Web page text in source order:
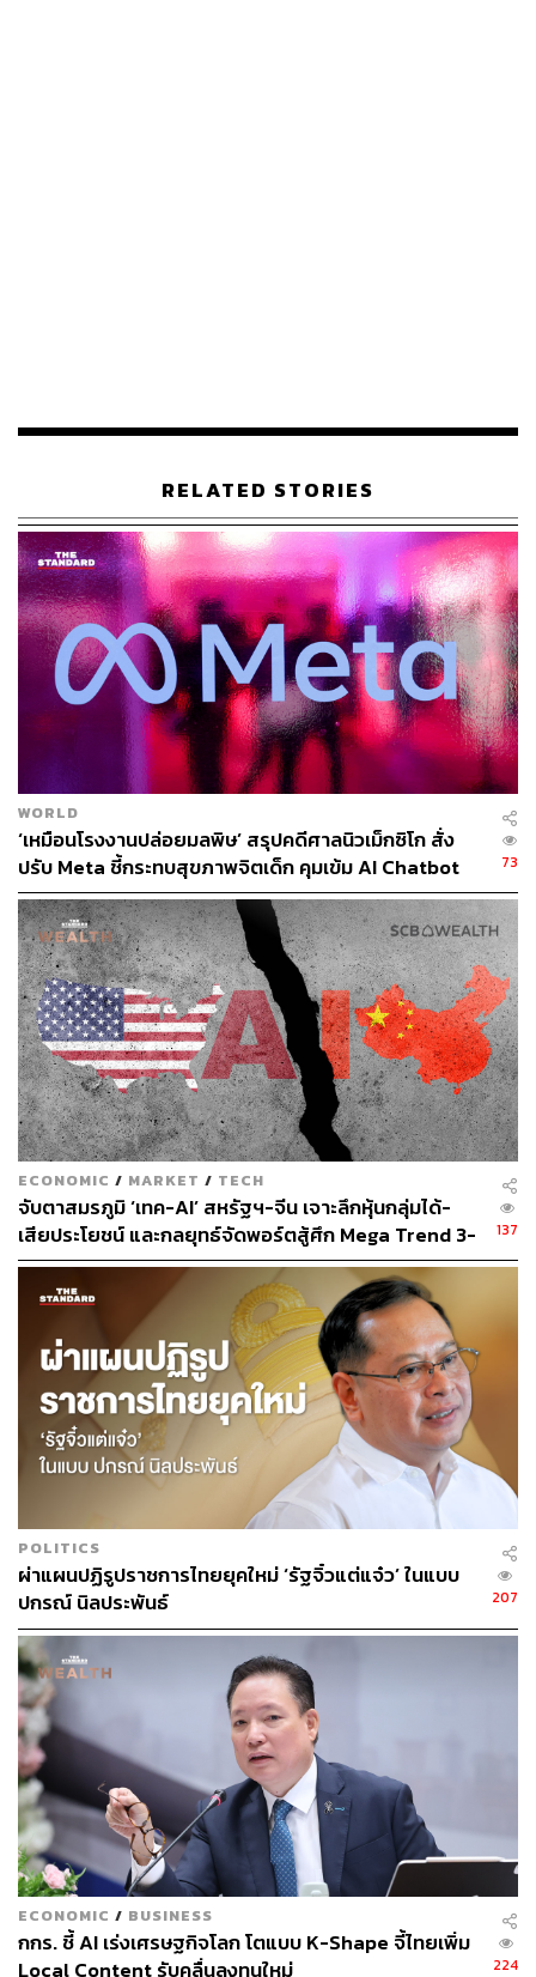
“คุณเห็นไหมว่านี่ดีกว่าการค้นหาในปัจจุบันมาก” ประธาน
คำถามเกี่ยวกับเครื่องมือค้นหาของตนและรับคำตอบที่สร้าง
โดย AI ซึ่งดึงมาจากแหล่งข้อมูลทั่วอินเทอร์เน็ต จะมาพร้อม
การเพิ่มประสิทธิภาพให้กับอัลกอริทึม ซึ่งจะสร้างผลลัพธ์ที่
แม่นยำและตรงประเด็นมากขึ้น
ด้านเว็บเบราว์เซอร์ Edge ใหม่จะมีคุณสมบัติ AI รวมถึงแถบ
ด้านข้างที่สามารถให้ข้อมูลสรุปเกี่ยวกับสิ่งที่คุณกำลังดูหรือ
ช่วยคุณเขียนข้อความเพื่อโพสต์
เบื้องต้น Bing เวอร์ชันใหม่จะถูกทดสอบโดยผู้คนในวงจำกัด
หลังจากนั้น Microsoft วางแผนที่จะขยายการเข้าถึงผู้คนอีก
หลายล้านคนภายในสิ้นเดือนนี้
สิ่งที่ยิ่งใหญ่ในรอบ 15 ปี
นาเดลลาให้สัมภาษณ์กับสื่อหลังการเปิดตัวว่า Microsoft
กำลังทำงานอย่าง ‘เร่งรีบ’ เพื่อรวมเทคโนโลยีเข้ากับ
ผลิตภัณฑ์ของตน ด้วยการเปิดตัวเครื่องมือค้นหาใหม่ที่จะเข้า
มาสร้างการเปลี่ยนแปลงให้กับผู้คน พร้อมย้ำว่า Microsoft จะ
ไม่ทำตัวเหมือนถูก ‘ผูกมัดโดยธุรกิจเก่า’ เมื่อต้องทำงานกับ
เทคโนโลยีใหม่ๆ
แม่ทัพ Microsoft ย้ำว่า การค้นหาเป็นธุรกิจที่ทำกำไรได้มาก
ดังนั้นการพัฒนาเหล่านี้จึงสะท้อนถึงโอกาสที่ยิ่งใหญ่สำหรับ
Microsoft และ “การค้นหาที่ขับเคลื่อนด้วย AI เป็นสิ่งที่ยิ่งใหญ่
ที่สุดสำหรับ Microsoft นับตั้งแต่เปิดตัวระบบคลาวด์เมื่อ 15 ปี
นาเดลลาก้าวขึ้นมาเป็นซีอีโอของ Microsoft ในปี 2014 ซึ่ง
เป็นจังหวะที่ยักษ์เทคกำลังเปลี่ยนแปลงธุรกิจจากซอฟต์แวร์
ไปสู่ระบบคลาวด์ หลังผิดหวังในธุรกิจคอมพิวเตอร์พกพา
Microsoft Azure กลายเป็นฮีโร่ที่กอบกู้รายได้ ซึ่งวันนี้มีส่วน
แบ่งเป็นรองเพียง Amazon Web Services และนำหน้า
Google ในตลาดโครงสร้างพื้นฐานระบบคลาวด์
“คุณจะมีความเกี่ยวข้องกับเทคโนโลยีได้ก็ต่อเมื่อคุณเก่งพอที่
จะมองเห็นคลื่นแห่งการเปลี่ยนแปลง จากนั้นปรับทิศทางของ
เทคโนโลยีและนวัตกรรม รวมถึงเพิ่มโมเดลธุรกิจใหม่” นา
เดลลากล่าว “เราผ่านเหตุการณ์นั้นมาแล้ว สิ่งสุดท้ายที่เราพบ
คือมือถือและคลาวด์ ซึ่งเราจับได้หนึ่งตัวและพลาดไปหนึ่งตัว”
กดดัน Google ได้จริงหรือ?
หนึ่งวันก่อนหน้านี้ Google ได้ชิงเปิดตัวแชตบอต AI ที่ชื่อว่า
Bard โดยใช้เทคโนโลยีทดลองที่เรียกว่า LaMDA ซึ่งย่อมา
จาก Language Model for Dialogue Applications พร้อมกับ
ย้ำว่า เสิร์ชเอนจินของ Google จะมีฟีเจอร์ AI ที่นำเสนอ
RELATED STORIES
WORLD
‘เหมือนโรงงานปล่อยมลพิษ’ สรุปคดีศาลนิวเม็กซิโก สั่ง
ปรับ Meta ชี้กระทบสุขภาพจิตเด็ก คุมเข้ม AI Chatbot
73
ECONOMIC / MARKET / TECH
จับตาสมรภูมิ ‘เทค-AI’ สหรัฐฯ-จีน เจาะลึกหุ้นกลุ่มได้-
เสียประโยชน์ และกลยุทธ์จัดพอร์ตสู้ศึก Mega Trend 3-
5 ปีข้างหน้า
137
POLITICS
ผ่าแผนปฏิรูปราชการไทยยุคใหม่ ‘รัฐจิ๋วแต่แจ๋ว’ ในแบบ
ปกรณ์ นิลประพันธ์
207
ECONOMIC / BUSINESS
กกร. ชี้ AI เร่งเศรษฐกิจโลก โตแบบ K-Shape จี้ไทยเพิ่ม
Local Content รับคลื่นลงทุนใหม่
224